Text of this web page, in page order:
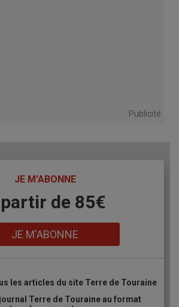
Publicité
JE M'ABONNE
de 85€
JE M'ABONNE
les articles du site Terre de Touraine
Terre de Touraine au format